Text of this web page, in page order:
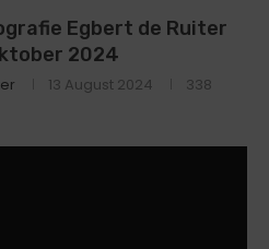
Egbert de Ruiter
2024
13 August 2024
338